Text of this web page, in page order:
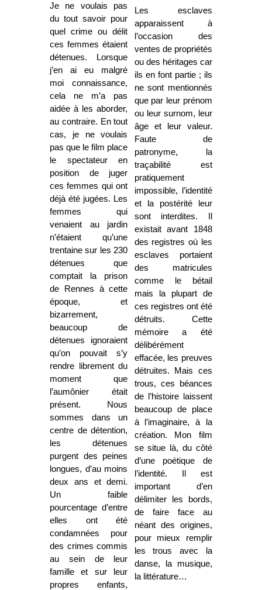
Je ne voulais pas
du tout savoir pour
quel crime ou délit
ces femmes étaient
détenues. Lorsque
j’en ai eu malgré
moi connaissance,
cela ne m’a pas
aidée à les aborder,
au contraire. En tout
cas, je ne voulais
pas que le film place
le spectateur en
position de juger
ces femmes qui ont
déjà été jugées. Les
femmes qui
venaient au jardin
n’étaient qu’une
trentaine sur les 230
détenues que
comptait la prison
de Rennes à cette
époque, et
bizarrement,
beaucoup de
détenues ignoraient
qu’on pouvait s’y
rendre librement du
moment que
l’aumônier était
présent. Nous
sommes dans un
centre de détention,
les détenues
purgent des peines
longues, d’au moins
deux ans et demi.
Un faible
pourcentage d’entre
elles ont été
condamnées pour
des crimes commis
au sein de leur
famille et sur leur
propres enfants,
Les esclaves
apparaissent à
l’occasion des
ventes de propriétés
ou des héritages car
ils en font partie ; ils
ne sont mentionnés
que par leur prénom
ou leur surnom, leur
âge et leur valeur.
Faute de
patronyme, la
traçabilité est
pratiquement
impossible, l’identité
et la postérité leur
sont interdites. Il
existait avant 1848
des registres où les
esclaves portaient
des matricules
comme le bétail
mais la plupart de
ces registres ont été
détruits. Cette
mémoire a été
délibérément
effacée, les preuves
détruites. Mais ces
trous, ces béances
de l’histoire laissent
beaucoup de place
à l’imaginaire, à la
création. Mon film
se situe là, du côté
d’une poétique de
l’identité. Il est
important d’en
délimiter les bords,
de faire face au
néant des origines,
pour mieux remplir
les trous avec la
danse, la musique,
la littérature…